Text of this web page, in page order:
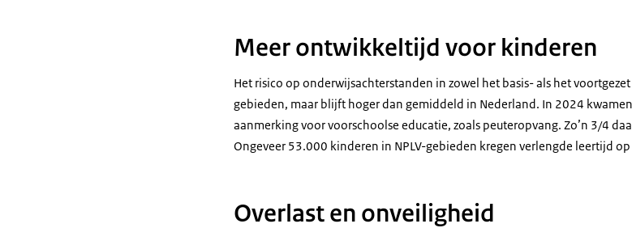
Meer ontwikkeltijd voor kinderen
Het risico op onderwijsachterstanden in zowel het basis- als het
gebieden, maar blijft hoger dan gemiddeld in Nederland. In 2024
aanmerking voor voorschoolse educatie, zoals peuteropvang. Zo’n 3/4
Ongeveer 53.000 kinderen in NPLV-gebieden kregen verlengde leertijd
Overlast en onveiligheid